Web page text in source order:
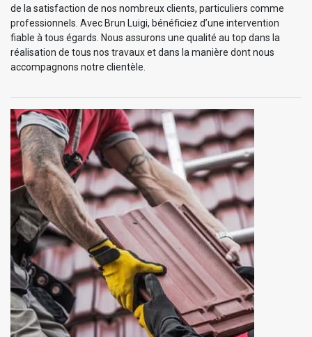
de la satisfaction de nos nombreux clients, particuliers comme
professionnels. Avec Brun Luigi, bénéficiez d’une intervention
fiable à tous égards. Nous assurons une qualité au top dans la
réalisation de tous nos travaux et dans la manière dont nous
accompagnons notre clientèle.